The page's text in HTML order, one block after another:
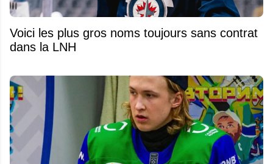
Voici les plus gros noms toujours sans contrat
dans la LNH